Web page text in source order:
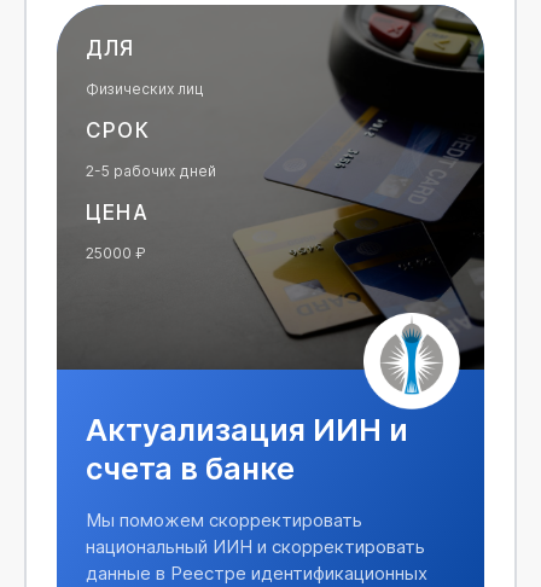
ДЛЯ
Физических лиц
СРОК
2-5 рабочих дней
ЦЕНА
25000 ₽
Актуализация ИИН и
счета в банке
Мы поможем скорректировать
национальный ИИН и скорректировать
данные в Реестре идентификационных